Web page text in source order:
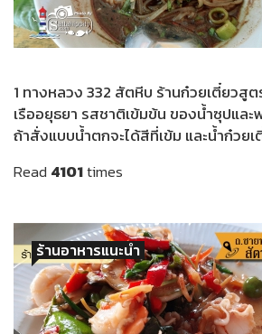
1 ทางหลวง 332 สัตหีบ ร้านก๋วยเตี๋ยวสู
เรืออยุธยา รสชาติเข้มข้น ของน้ำซุปแล
ถ้าสั่งแบบน้ำตกจะได้สีที่เข้ม และน้ำก๋วย
Read 4101times
ร้านอาหารแนะนำ